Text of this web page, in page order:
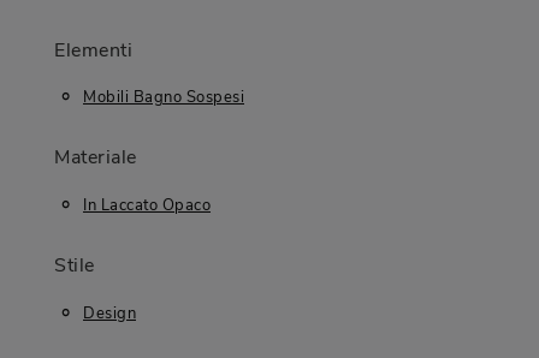
Elementi
Mobili Bagno Sospesi
Materiale
In Laccato Opaco
Stile
Design